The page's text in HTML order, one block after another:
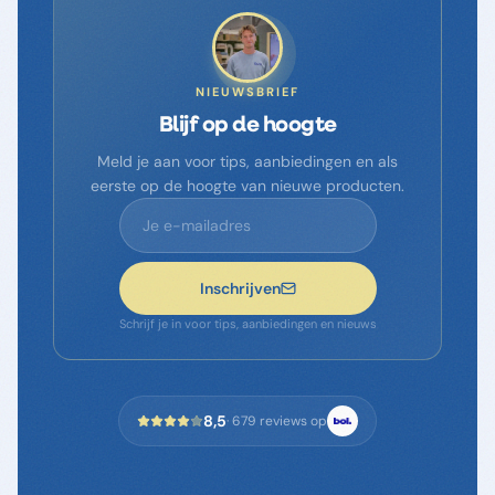
NIEUWSBRIEF
Blijf op de hoogte
Meld je aan voor tips, aanbiedingen en als
eerste op de hoogte van nieuwe producten.
Inschrijven
Schrijf je in voor tips, aanbiedingen en nieuws
8,5·679 reviews op